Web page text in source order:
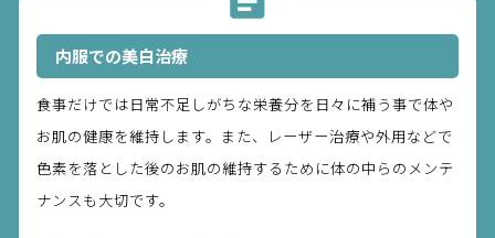
内服での美白治療
食事だけでは日常不足しがちな栄養分を日々に補う事で体や
お肌の健康を維持します。また、レーザー治療や外用などで
色素を落とした後のお肌の維持するために体の中らのメンテ
ナンスも大切です。